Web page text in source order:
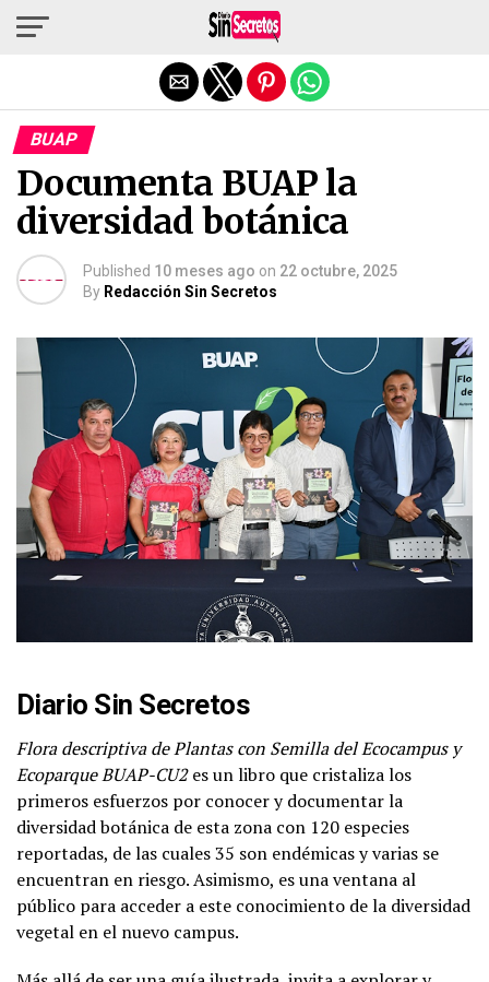
BUAP
Documenta BUAP la
diversidad botánica
Published 10 meses ago on 22 octubre, 2025
By Redacción Sin Secretos
Diario Sin Secretos
Flora descriptiva de Plantas con Semilla del Ecocampus y
Ecoparque BUAP-CU2es un libro que cristaliza los
primeros esfuerzos por conocer y documentar la
diversidad botánica de esta zona con 120 especies
reportadas, de las cuales 35 son endémicas y varias se
encuentran en riesgo. Asimismo, es una ventana al
público para acceder a este conocimiento de la diversidad
vegetal en el nuevo campus.
Salir de la versión móvil